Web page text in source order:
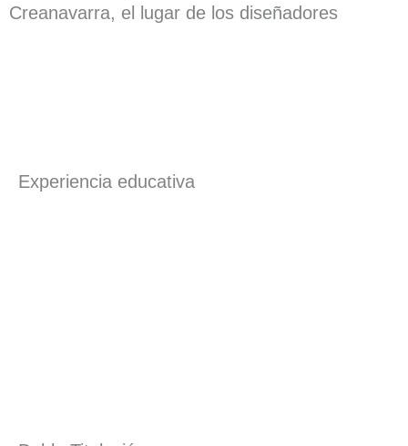
Creanavarra, el lugar de los diseñadores
Experiencia educativa